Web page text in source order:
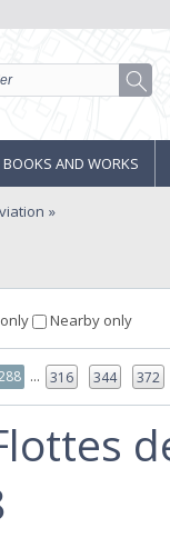
BOOKS AND WORKS
Nearby only
... 316 344 372